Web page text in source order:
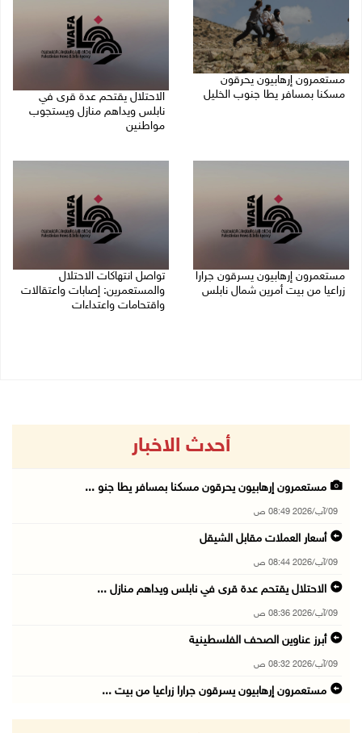
مستعمرون إرهابيون يحرقون
مسكنا بمسافر يطا جنوب الخليل
الاحتلال يقتحم عدة قرى في
نابلس ويداهم منازل ويستجوب
مواطنين
مستعمرون إرهابيون يسرقون جرارا
زراعيا من بيت أمرين شمال نابلس
تواصل انتهاكات الاحتلال
والمستعمرين: إصابات واعتقالات
واقتحامات واعتداءات
أحدث الاخبار
مستعمرون إرهابيون يحرقون مسكنا بمسافر يطا جنو ...
09/آب/2026 08:49 ص
أسعار العملات مقابل الشيقل
09/آب/2026 08:44 ص
الاحتلال يقتحم عدة قرى في نابلس ويداهم منازل ...
09/آب/2026 08:36 ص
أبرز عناوين الصحف الفلسطينية
09/آب/2026 08:32 ص
مستعمرون إرهابيون يسرقون جرارا زراعيا من بيت ...